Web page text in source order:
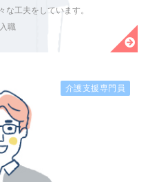
な工夫をしています。
職
介護支援専門員